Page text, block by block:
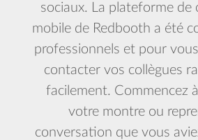
sociaux. La plateforme de
mobile de Redbooth a été
professionnels et pour
contacter vos collègues
facilement. Commencez
votre montre ou
conversation que vous